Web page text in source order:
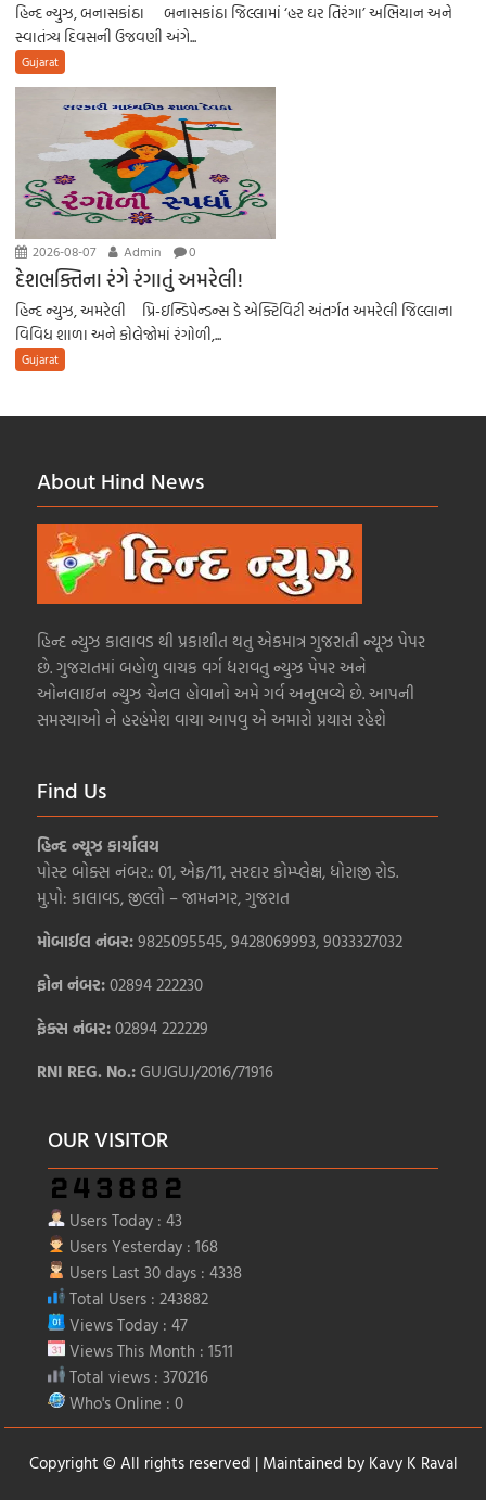
હિન્દ ન્યુઝ, બનાસકાંઠા બનાસકાંઠા જિલ્લામાં ‘હર ઘર તિરંગા’ અભિયાન અને
સ્વાતંત્ર્ય દિવસની ઉજવણી અંગે...
Gujarat
2026-08-07 Admin 0
દેશભક્તિના રંગે રંગાતું અમરેલી!
હિન્દ ન્યુઝ, અમરેલી પ્રિ-ઇન્ડિપેન્ડન્સ ડે એક્ટિવિટી અંતર્ગત અમરેલી જિલ્લાના
વિવિધ શાળા અને કોલેજોમાં રંગોળી,...
Gujarat
About Hind News
હિન્દ ન્યુઝ કાલાવડ થી પ્રકાશીત થતુ એકમાત્ર ગુજરાતી ન્યૂઝ પેપર
છે. ગુજરાતમાં બહોળુ વાચક વર્ગ ધરાવતુ ન્યુઝ પેપર અને
ઓનલાઇન ન્યુઝ ચેનલ હોવાનો અમે ગર્વ અનુભવ્યે છે. આપની
સમસ્યાઓ ને હરહંમેશ વાચા આપવુ એ અમારો પ્રયાસ રહેશે
Find Us
હિન્દ ન્યૂઝ કાર્યાલય
પોસ્ટ બોક્સ નંબર.: 01, એફ/11, સરદાર કોમ્પ્લેક્ષ, ધોરાજી રોડ.
મુ.પો: કાલાવડ, જીલ્લો – જામનગર, ગુજરાત
મોબાઈલ નંબર:9825095545, 9428069993, 9033327032
ફોન નંબર:02894 222230
ફેક્સ નંબર:02894 222229
RNI REG. No.:GUJGUJ/2016/71916
OUR VISITOR
Users Today : 43
Users Yesterday : 168
Users Last 30 days : 4338
Total Users : 243882
Views Today : 47
Views This Month : 1511
Total views : 370216
Who's Online : 0
Copyright © All rights reserved | Maintained by Kavy K Raval